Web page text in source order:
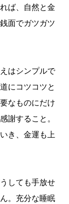
ば、自然と金
面でガツガツ
はシンプルで
にコツコツと
なものにだけ
謝すること。
き、金運も上
しても手放せ
。充分な睡眠